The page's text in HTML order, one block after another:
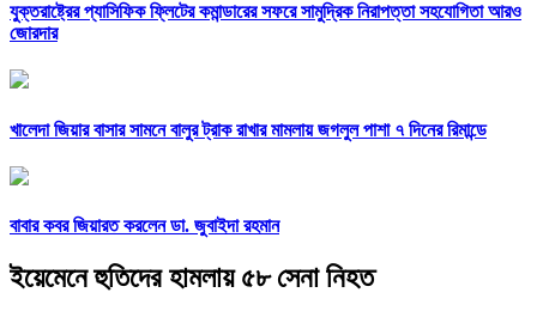
যুক্তরাষ্ট্রের প্যাসিফিক ফ্লিটের কমান্ডারের সফরে সামুদ্রিক নিরাপত্তা সহযোগিতা আরও
জোরদার
খালেদা জিয়ার বাসার সামনে বালুর ট্রাক রাখার মামলায় জগলুল পাশা ৭ দিনের রিমান্ডে
বাবার কবর জিয়ারত করলেন ডা. জুবাইদা রহমান
ইয়েমেনে হুতিদের হামলায় ৫৮ সেনা নিহত